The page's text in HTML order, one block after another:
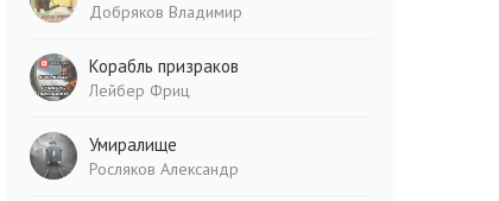
Добряков Владимир
Корабль призраков
Лейбер Фриц
Умиралище
Росляков Александр